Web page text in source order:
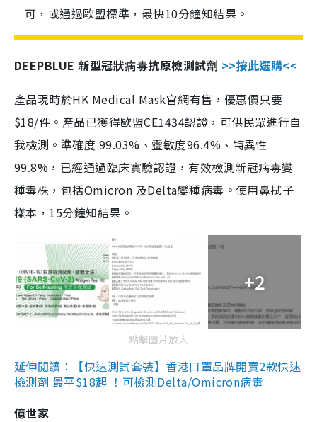
可，或通過歐盟標準，最快10分鐘知結果。
DEEPBLUE 新型冠狀病毒抗原檢測試劑 >>按此選購<<
產品現時於HK Medical Mask官網有售，優惠價只要
$18/件。產品已獲得歐盟CE1434認證，可供民眾進行自
我檢測。準確度 99.03%、靈敏度96.4%、特異性
99.8%，已經通過臨床實驗認證，有效檢測新冠病毒變
種毒株，包括Omicron 及Delta變種病毒。使用鼻拭子
樣本，15分鐘知結果。
+2
點擊圖片放大
延伸閱讀：【快速測試套裝】香港口罩品牌開賣2款快速
檢測劑 最平$18起 ！可檢測Delta/Omicron病毒
億世家